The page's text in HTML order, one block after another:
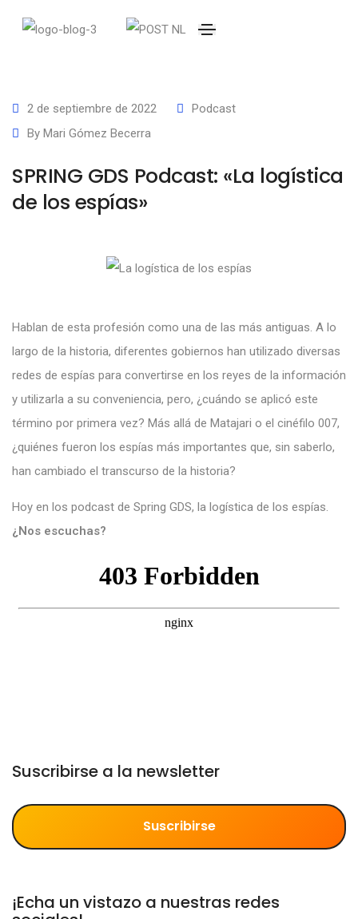
2 de septiembre de 2022
Podcast
By Mari Gómez Becerra
SPRING GDS Podcast: «La logística
de los espías»
Hablan de esta profesión como una de las más antiguas. A lo
largo de la historia, diferentes gobiernos han utilizado diversas
redes de espías para convertirse en los reyes de la información
y utilizarla a su conveniencia, pero, ¿cuándo se aplicó este
término por primera vez? Más allá de Matajari o el cinéfilo 007,
¿quiénes fueron los espías más importantes que, sin saberlo,
han cambiado el transcurso de la historia?
Hoy en los podcast de Spring GDS, la logística de los espías.
¿Nos escuchas?
Suscribirse a la newsletter
Suscribirse
¡Echa un vistazo a nuestras redes